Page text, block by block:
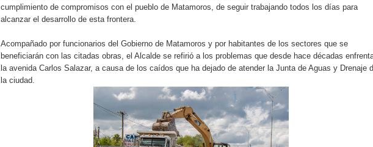
cumplimiento de compromisos con el pueblo de Matamoros, de seguir trabajando todos los días para
alcanzar el desarrollo de esta frontera.
Acompañado por funcionarios del Gobierno de Matamoros y por habitantes de los sectores que se
beneficiarán con las citadas obras, el Alcalde se refirió a los problemas que desde hace décadas
la avenida Carlos Salazar, a causa de los caídos que ha dejado de atender la Junta de Aguas y Drenaje
la ciudad.